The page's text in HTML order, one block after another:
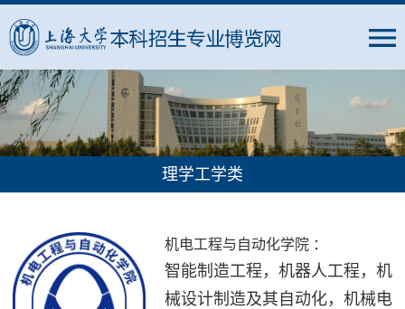
理学工学类
机电工程与自动化学院 ：
智能制造工程，机器人工程，机
械设计制造及其自动化，机械电